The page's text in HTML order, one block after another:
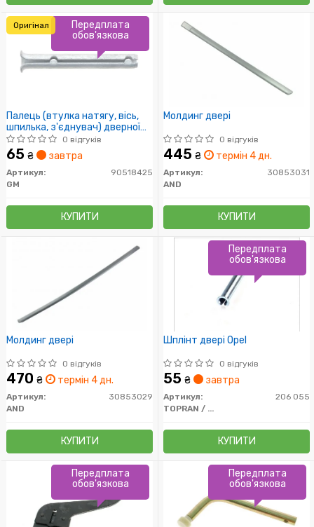
Палець (втулка натягу, вісь,
шпилька, з'єднувач) дверної
петлі (8.1 X 62.5 mm) GM
0132608 0132604 0132606
90518425 90181346 OPEL
Astra-F/G/H Zafira-A/B Corsa-
A/B/C Tigra-A/B Meriva-A
Senator-B Kadett-E Ascona-C
0 відгуків
65 ₴ завтра
Артикул:
90518425
GM
КУПИТИ
Передплата
обов'язкова
Оригінал
Молдинг двері
0 відгуків
445 ₴ термін 4 дн.
Артикул:
30853031
AND
КУПИТИ
Молдинг двері
0 відгуків
470 ₴ термін 4 дн.
Артикул:
30853029
AND
КУПИТИ
Шплінт двері Opel
0 відгуків
55 ₴ завтра
Артикул:
206 055
TOPRAN / HANS PRIES
КУПИТИ
Передплата
обов'язкова
Передплата
обов'язкова
Передплата
обов'язкова